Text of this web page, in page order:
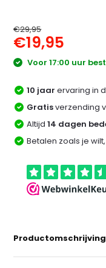
€29,95
€19,95
Voor 17:00 uur
10 jaar ervaring in
Gratisverzending
Altijd14 dagen
Betalen zoals je
Productomschrijving